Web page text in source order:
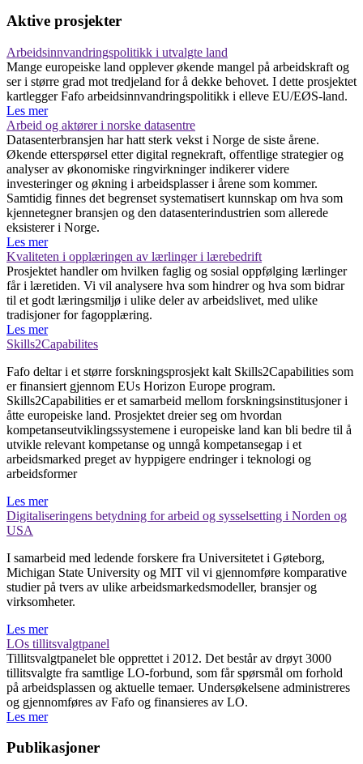
Aktive prosjekter
Arbeidsinnvandringspolitikk i utvalgte land
Mange europeiske land opplever økende mangel på arbeidskraft og
ser i større grad mot tredjeland for å dekke behovet. I dette prosjektet
kartlegger Fafo arbeidsinnvandringspolitikk i elleve EU/EØS-land.
Les mer
Arbeid og aktører i norske datasentre
Datasenterbransjen har hatt sterk vekst i Norge de siste årene.
Økende etterspørsel etter digital regnekraft, offentlige strategier og
analyser av økonomiske ringvirkninger indikerer videre
investeringer og økning i arbeidsplasser i årene som kommer.
Samtidig finnes det begrenset systematisert kunnskap om hva som
kjennetegner bransjen og den datasenterindustrien som allerede
eksisterer i Norge.
Les mer
Kvaliteten i opplæringen av lærlinger i lærebedrift
Prosjektet handler om hvilken faglig og sosial oppfølging lærlinger
får i læretiden. Vi vil analysere hva som hindrer og hva som bidrar
til et godt læringsmiljø i ulike deler av arbeidslivet, med ulike
tradisjoner for fagopplæring.
Les mer
Skills2Capabilites
Fafo deltar i et større forskningsprosjekt kalt Skills2Capabilities som
er finansiert gjennom EUs Horizon Europe program.
Skills2Capabilities er et samarbeid mellom forskningsinstitusjoner i
åtte europeiske land. Prosjektet dreier seg om hvordan
kompetanseutviklingssystemene i europeiske land kan bli bedre til å
utvikle relevant kompetanse og unngå kompetansegap i et
arbeidsmarked preget av hyppigere endringer i teknologi og
arbeidsformer
Les mer
Digitaliseringens betydning for arbeid og sysselsetting i Norden og
USA
I samarbeid med ledende forskere fra Universitetet i Gøteborg,
Michigan State University og MIT vil vi gjennomføre komparative
studier på tvers av ulike arbeidsmarkedsmodeller, bransjer og
virksomheter.
Les mer
LOs tillitsvalgtpanel
Tillitsvalgtpanelet ble opprettet i 2012. Det består av drøyt 3000
tillitsvalgte fra samtlige LO-forbund, som får spørsmål om forhold
på arbeidsplassen og aktuelle temaer. Undersøkelsene administreres
og gjennomføres av Fafo og finansieres av LO.
Les mer
Publikasjoner